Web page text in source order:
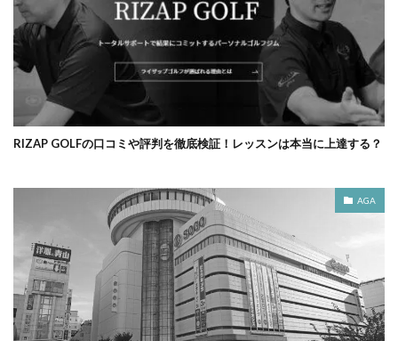
RIZAP GOLFの口コミや評判を徹底検証！レッスンは本当に上達する？
AGA